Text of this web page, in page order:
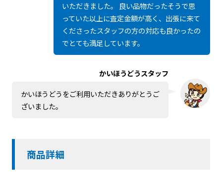
いただきました。 良い品物だったそうで思
っていた以上に査定金額が高く、出張に来て
くださったスタッフの方の対応も良かったの
でとても満足しています。
かいほうどうスタッフ
かいほうどうをご利用いただきありがとうご
ざいました。
商品詳細